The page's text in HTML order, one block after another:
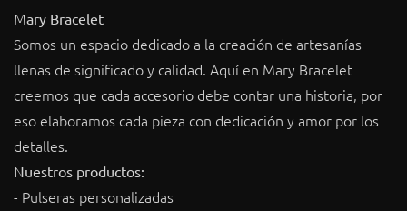
Mary Bracelet
Somos un espacio dedicado a la creación de artesanías
llenas de significado y calidad. Aquí en Mary Bracelet
creemos que cada accesorio debe contar una historia, por
eso elaboramos cada pieza con dedicación y amor por los
detalles.
Nuestros productos:
- Pulseras personalizadas